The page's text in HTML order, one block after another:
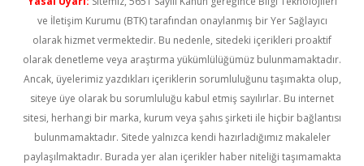
ve İletişim Kurumu (BTK) tarafından onaylanmış bir Yer Sağlayıcı
olarak hizmet vermektedir. Bu nedenle, sitedeki içerikleri proaktif
olarak denetleme veya araştırma yükümlülüğümüz bulunmamaktadır.
Ancak, üyelerimiz yazdıkları içeriklerin sorumluluğunu taşımakta olup,
siteye üye olarak bu sorumluluğu kabul etmiş sayılırlar. Bu internet
sitesi, herhangi bir marka, kurum veya şahıs şirketi ile hiçbir bağlantısı
bulunmamaktadır. Sitede yalnızca kendi hazırladığımız makaleler
paylaşılmaktadır. Burada yer alan içerikler haber niteliği taşımamakta